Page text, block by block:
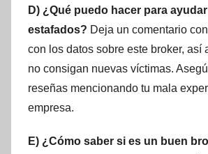
D) ¿Qué puedo hacer para
estafados? Deja un comentario
con los datos sobre este broker, así
no consigan nuevas víctimas.
reseñas mencionando tu mala
empresa.
E) ¿Cómo saber si es un buen